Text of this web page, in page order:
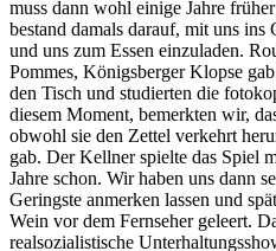
muss dann wohl einige Jahre
bestand damals darauf, mit uns ins
und uns zum Essen einzuladen.
Pommes, Königsberger Klopse
den Tisch und studierten die
diesem Moment, bemerkten wir,
obwohl sie den Zettel verkehrt
gab. Der Kellner spielte das Spiel
Jahre schon. Wir haben uns dann
Geringste anmerken lassen und
Wein vor dem Fernseher geleert.
realsozialistische